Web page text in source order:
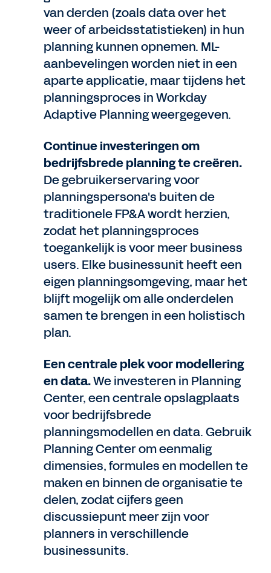
van derden (zoals data over het
weer of arbeidsstatistieken) in hun
planning kunnen opnemen. ML-
aanbevelingen worden niet in een
aparte applicatie, maar tijdens het
planningsproces in Workday
Adaptive Planning weergegeven.
Continue investeringen om
bedrijfsbrede planning te creëren.
De gebruikerservaring voor
planningspersona's buiten de
traditionele FP&A wordt herzien,
zodat het planningsproces
toegankelijk is voor meer business
users. Elke businessunit heeft een
eigen planningsomgeving, maar het
blijft mogelijk om alle onderdelen
samen te brengen in een holistisch
plan.
Een centrale plek voor modellering
en data.We investeren in Planning
Center, een centrale opslagplaats
voor bedrijfsbrede
planningsmodellen en data. Gebruik
Planning Center om eenmalig
dimensies, formules en modellen te
maken en binnen de organisatie te
delen, zodat cijfers geen
discussiepunt meer zijn voor
planners in verschillende
businessunits.